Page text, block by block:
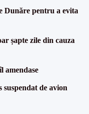
Dunăre pentru a evita
șapte zile din cauza
amendase
de avion